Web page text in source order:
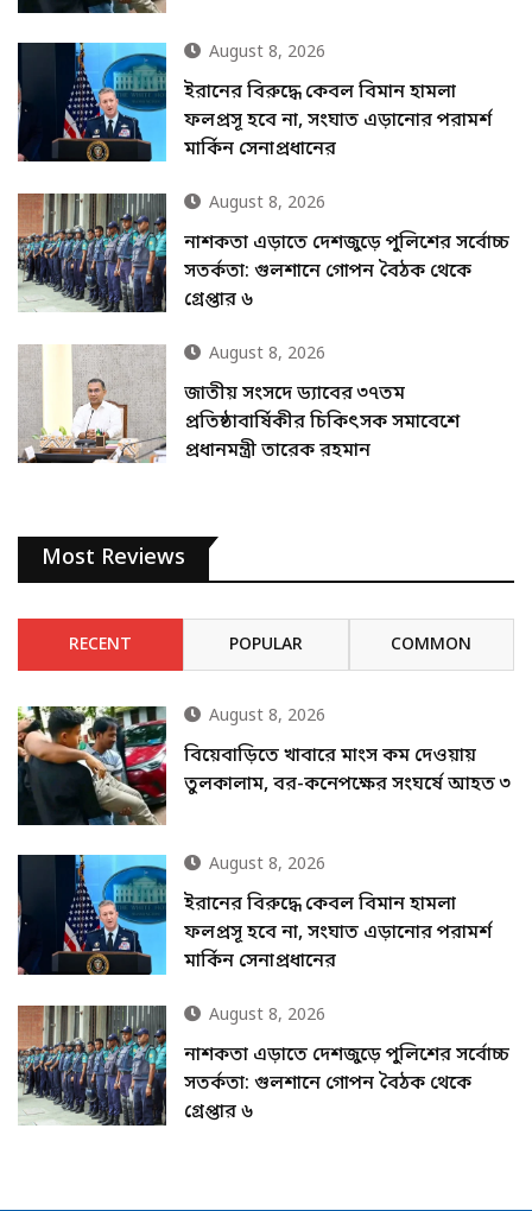
August 8, 2026
ইরানের বিরুদ্ধে কেবল বিমান হামলা
ফলপ্রসূ হবে না, সংঘাত এড়ানোর পরামর্শ
মার্কিন সেনাপ্রধানের
August 8, 2026
নাশকতা এড়াতে দেশজুড়ে পুলিশের সর্বোচ্চ
সতর্কতা: গুলশানে গোপন বৈঠক থেকে
গ্রেপ্তার ৬
August 8, 2026
জাতীয় সংসদে ড্যাবের ৩৭তম
প্রতিষ্ঠাবার্ষিকীর চিকিৎসক সমাবেশে
প্রধানমন্ত্রী তারেক রহমান
Most Reviews
RECENT POPULAR COMMON
August 8, 2026
বিয়েবাড়িতে খাবারে মাংস কম দেওয়ায়
তুলকালাম, বর-কনেপক্ষের সংঘর্ষে আহত ৩
August 8, 2026
ইরানের বিরুদ্ধে কেবল বিমান হামলা
ফলপ্রসূ হবে না, সংঘাত এড়ানোর পরামর্শ
মার্কিন সেনাপ্রধানের
August 8, 2026
নাশকতা এড়াতে দেশজুড়ে পুলিশের সর্বোচ্চ
সতর্কতা: গুলশানে গোপন বৈঠক থেকে
গ্রেপ্তার ৬